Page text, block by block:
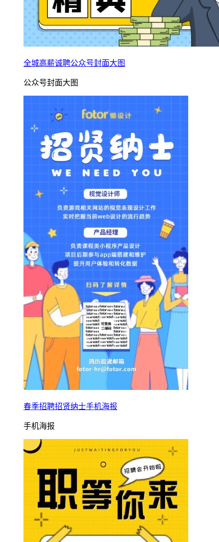
全城高薪诚聘公众号封面大图
公众号封面大图
春季招聘招贤纳士手机海报
手机海报